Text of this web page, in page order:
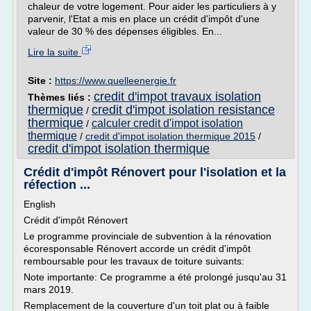
chaleur de votre logement. Pour aider les particuliers à y
parvenir, l'Etat a mis en place un crédit d'impôt d'une
valeur de 30 % des dépenses éligibles. En...
Lire la suite
Site : https://www.quelleenergie.fr
Thèmes liés : credit d'impot travaux isolation
thermique / credit d'impot isolation resistance
thermique / calculer credit d'impot isolation
thermique / credit d'impot isolation thermique 2015 /
credit d'impot isolation thermique
Crédit d'impôt Rénovert pour l'isolation et la
réfection ...
English
Crédit d'impôt Rénovert
Le programme provinciale de subvention à la rénovation
écoresponsable Rénovert accorde un crédit d'impôt
remboursable pour les travaux de toiture suivants:
Note importante: Ce programme a été prolongé jusqu'au 31
mars 2019.
Remplacement de la couverture d'un toit plat ou à faible